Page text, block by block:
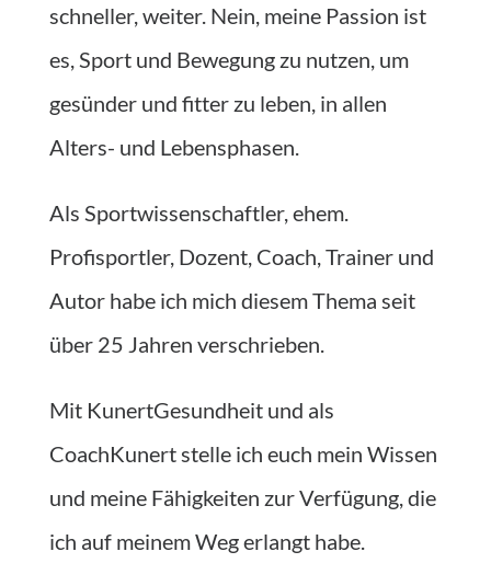
schneller, weiter. Nein, meine Passion ist
es, Sport und Bewegung zu nutzen, um
gesünder und fitter zu leben, in allen
Alters- und Lebensphasen.
Als Sportwissenschaftler, ehem.
Profisportler, Dozent, Coach, Trainer und
Autor habe ich mich diesem Thema seit
über 25 Jahren verschrieben.
Mit KunertGesundheit und als
CoachKunert stelle ich euch mein Wissen
und meine Fähigkeiten zur Verfügung, die
ich auf meinem Weg erlangt habe.